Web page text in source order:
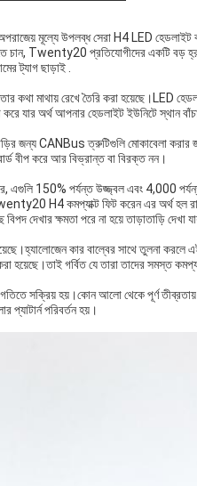
মূল্যে উপলব্ধ সেরা H4 LED হেডলাইট
চান, Twenty20 প্রতিযোগীদের একটি বড়
ট্যাগ ছাড়াই .
কথা মাথায় রেখে তৈরি করা হয়েছে।LED
যার অর্থ আপনার হেডলাইট ইউনিটে স্থান
CANBus ত্রুটিগুলি মোকাবেলা করার
বীপ করে আর বিভ্রান্ত বা বিরক্ত নন।
এগুলি 150% পর্যন্ত উজ্জ্বল এবং 4,000
H4 কমপ্যাক্ট ফিট করেন এর অর্থ হল
দেখার ক্ষমতা পরে না হয়ে তাড়াতাড়ি দেখা
কার বাল্বের সাথে তুলনা
হয়েছে।তাই গর্বিত যে তারা তাদের সমস্ত
গতিতে সক্রিয় হয়।কোন আলো থেকে পূর্ণ
পরিবর্তন হয়।